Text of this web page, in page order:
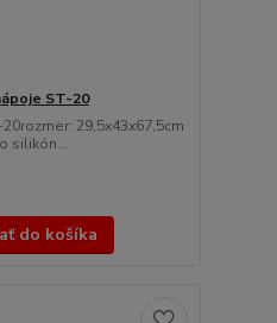
ST-20
29,5x43x67,5cm
silikón...
do košíka